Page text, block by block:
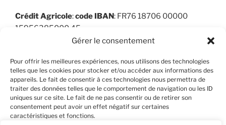
Gérer le consentement
Pour offrir les meilleures expériences, nous utilisons des technologies
telles que les cookies pour stocker et/ou accéder aux informations des
appareils. Le fait de consentir à ces technologies nous permettra de
traiter des données telles que le comportement de navigation ou les ID
uniques sur ce site. Le fait de ne pas consentir ou de retirer son
consentement peut avoir un effet négatif sur certaines
caractéristiques et fonctions.
Crédit Agricole:code IBAN: FR76 18706 00000
15956385000 45
BIC (Bank Identifier Code) : AGRIFRPP887